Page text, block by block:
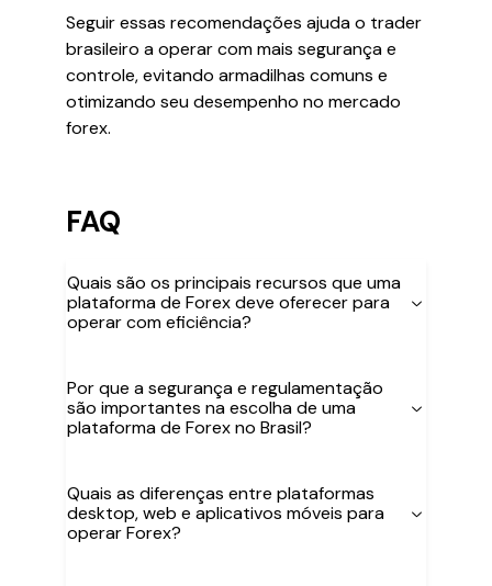
Seguir essas recomendações ajuda o trader
brasileiro a operar com mais segurança e
controle, evitando armadilhas comuns e
otimizando seu desempenho no mercado
forex.
FAQ
Quais são os principais recursos que uma
plataforma de Forex deve oferecer para
operar com eficiência?
Por que a segurança e regulamentação
são importantes na escolha de uma
plataforma de Forex no Brasil?
Quais as diferenças entre plataformas
desktop, web e aplicativos móveis para
operar Forex?